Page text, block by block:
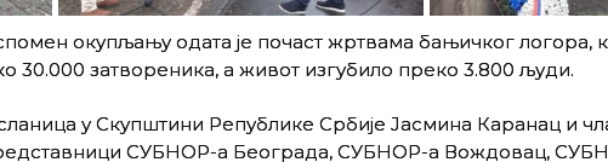
окупљању одата је почаст жртвама бањичког логора,
30.000 затвореника, а живот изгубило преко 3.800 људи.
у Скупштини Републике Србије Јасмина Каранац и
СУБНОР-а Београда, СУБНОР-а Вождовац,